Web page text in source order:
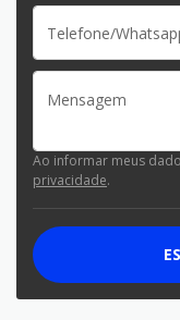
Ao informar meus
privacidade.